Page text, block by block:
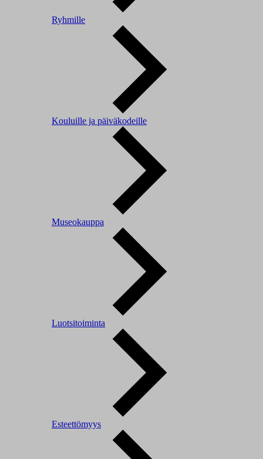
Ryhmille
Kouluille ja päiväkodeille
Museokauppa
Luotsitoiminta
Esteettömyys